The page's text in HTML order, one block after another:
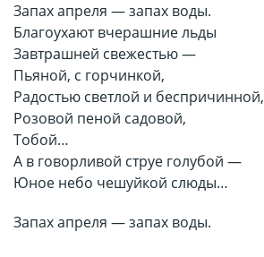
Запах апреля — запах воды.
Благоухают вчерашние льды
Завтрашней свежестью —
Пьяной, с горчинкой,
Радостью светлой и беспричинной,
Розовой пеной садовой,
Тобой…
А в говорливой струе голубой —
Юное небо чешуйкой слюды…
Запах апреля — запах воды.